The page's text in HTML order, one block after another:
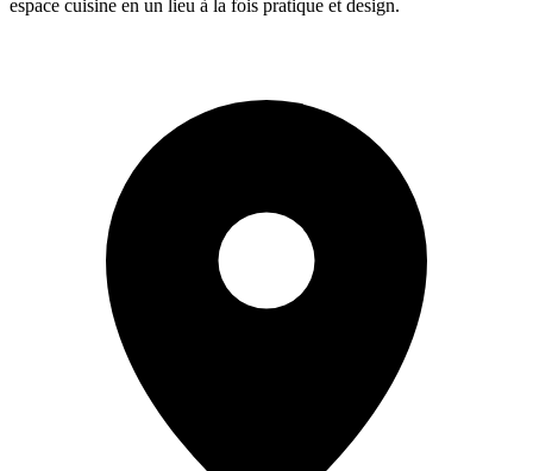
espace cuisine en un lieu à la fois pratique et design.